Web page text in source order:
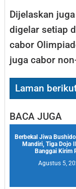
Dijelaskan
digelar setiap
cabor
juga cabor
Laman
BACA JUGA
Berbekal Jiwa
Mandiri, Tiga Dojo
Banggai Kirim
Agustus 5,